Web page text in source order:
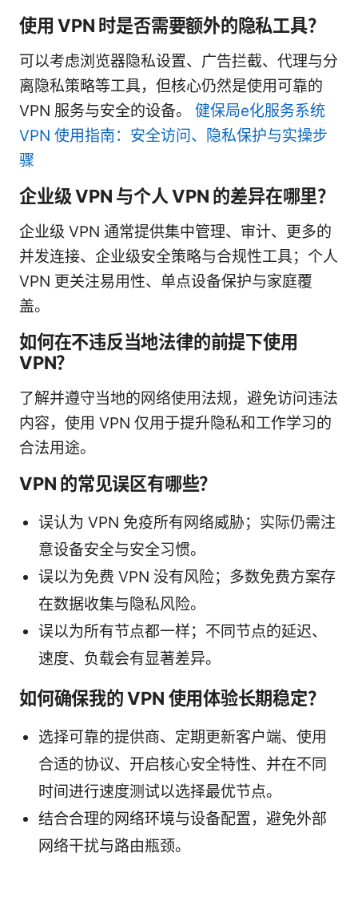
使用 VPN 时是否需要额外的隐私工具？
可以考虑浏览器隐私设置、广告拦截、代理与分
离隐私策略等工具，但核心仍然是使用可靠的
VPN 服务与安全的设备。 健保局e化服务系统
VPN 使用指南：安全访问、隐私保护与实操步
骤
企业级 VPN 与个人 VPN 的差异在哪里？
企业级 VPN 通常提供集中管理、审计、更多的
并发连接、企业级安全策略与合规性工具；个人
VPN 更关注易用性、单点设备保护与家庭覆
盖。
如何在不违反当地法律的前提下使用
VPN？
了解并遵守当地的网络使用法规，避免访问违法
内容，使用 VPN 仅用于提升隐私和工作学习的
合法用途。
VPN 的常见误区有哪些？
误认为 VPN 免疫所有网络威胁；实际仍需注
意设备安全与安全习惯。
误以为免费 VPN 没有风险；多数免费方案存
在数据收集与隐私风险。
误以为所有节点都一样；不同节点的延迟、
速度、负载会有显著差异。
如何确保我的 VPN 使用体验长期稳定？
选择可靠的提供商、定期更新客户端、使用
合适的协议、开启核心安全特性、并在不同
时间进行速度测试以选择最优节点。
结合合理的网络环境与设备配置，避免外部
网络干扰与路由瓶颈。